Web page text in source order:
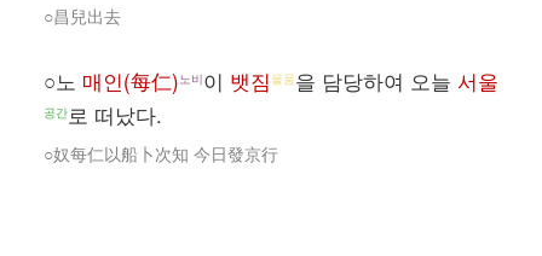
○昌兒出去
○노 매인(每仁)노비이 뱃짐 물품을 담당하여 오늘 서울
공간로 떠났다.
○奴每仁以船卜次知 今日發京行